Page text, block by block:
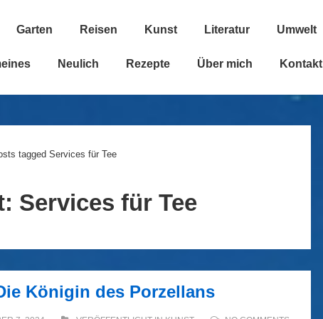
Garten Reisen Kunst Literatur Umwelt
Neulich Rezepte Über mich Kontakt
tagged Services für Tee
Services für Tee
Königin des Porzellans